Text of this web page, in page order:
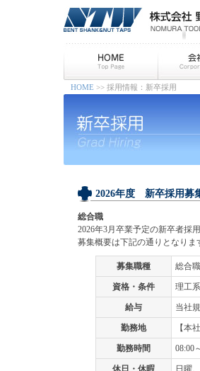
HOME >> 採用情報：新卒採用
2026年度 新卒採用募
総合職
2026年3月卒業予定の新卒者採
募集概要は下記の通りとなりま
募集職種 総合
資格・条件 理工
給与 当社
勤務地 【本
勤務時間 08:00
休日・休暇
日曜